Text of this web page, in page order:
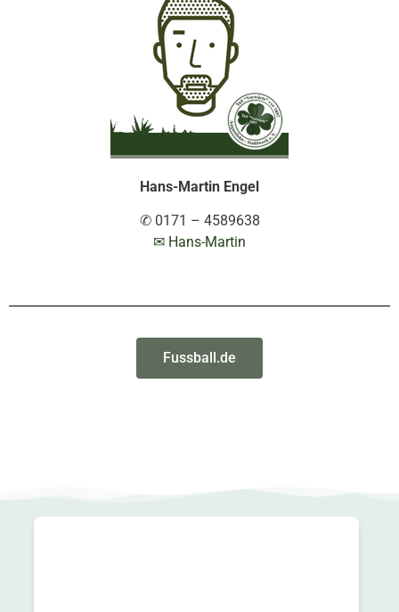
Hans-Martin Engel
✆ 0171 – 4589638
✉ Hans-Martin
Fussball.de